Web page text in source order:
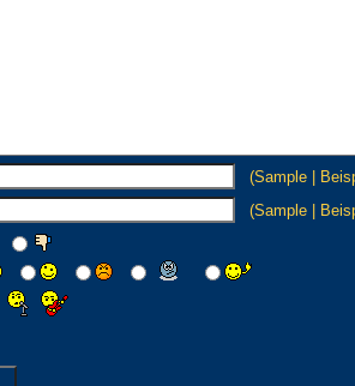
(Sample |
(Sample |